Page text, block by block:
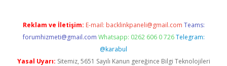
Reklam ve İletişim: E-mail: backlinkpaneli@gmail.com Teams:
forumhizmeti@gmail.com Whatsapp: 0262 606 0 726 Telegram:
@karabul
Yasal Uyarı: Sitemiz, 5651 Sayılı Kanun gereğince Bilgi Teknolojileri